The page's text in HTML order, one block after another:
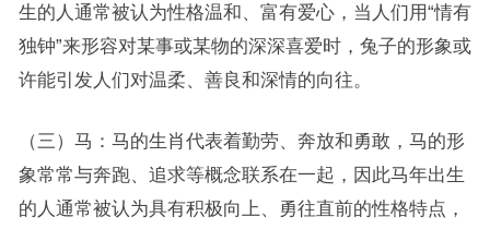
生的人通常被认为性格温和、富有爱心，当人们用“情有
独钟”来形容对某事或某物的深深喜爱时，兔子的形象或
许能引发人们对温柔、善良和深情的向往。
（三）马：马的生肖代表着勤劳、奔放和勇敢，马的形
象常常与奔跑、追求等概念联系在一起，因此马年出生
的人通常被认为具有积极向上、勇往直前的性格特点，